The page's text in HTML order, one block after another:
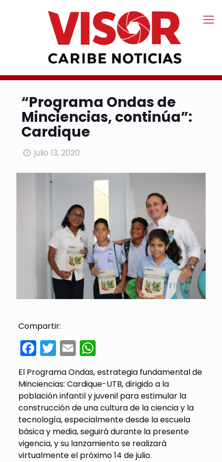
“Programa Ondas de
Minciencias, continúa”:
Cardique
julio 13, 2020
Compartir:
Facebook
Twitter
EmailWhatsApp
El Programa Ondas, estrategia fundamental de
Minciencias: Cardique-UTB, dirigido a la
población infantil y juvenil para estimular la
construcción de una cultura de la ciencia y la
tecnología, especialmente desde la escuela
básica y media, seguirá durante la presente
vigencia, y su lanzamiento se realizará
virtualmente el próximo 14 de julio.